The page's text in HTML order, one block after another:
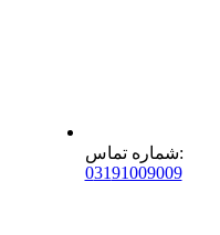
شماره تماس:
03191009009